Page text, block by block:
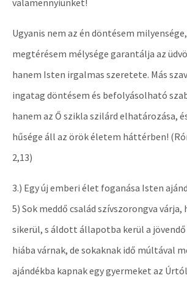
valamennyiünket!
Ugyanis nem az én döntésem
megtérésem mélysége garantálja az
hanem Isten irgalmas szeretete. Más
ingatag döntésem és befolyásolható
hanem az Ő szikla szilárd elhatározása,
hűsége áll az örök életem háttérben!
2,13)
3.) Egy új emberi élet foganása Isten
5) Sok meddő család szívszorongva várja,
sikerül, s áldott állapotba kerül a jövendő
hiába várnak, de sokaknak idő múltával
ajándékba kapnak egy gyermeket az